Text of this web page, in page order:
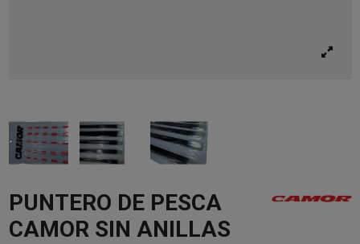
PUNTERO DE PESCA
CAMOR SIN ANILLAS